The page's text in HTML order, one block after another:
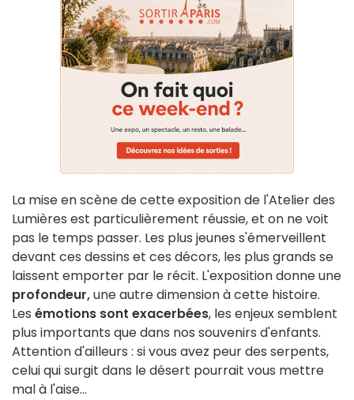
La mise en scène de cette exposition de l'Atelier des
Lumières est particulièrement réussie, et on ne voit
pas le temps passer. Les plus jeunes s'émerveillent
devant ces dessins et ces décors, les plus grands se
laissent emporter par le récit. L'exposition donne une
profondeur,une autre dimension à cette histoire.
Les émotions sont exacerbées, les enjeux semblent
plus importants que dans nos souvenirs d'enfants.
Attention d'ailleurs : si vous avez peur des serpents,
celui qui surgit dans le désert pourrait vous mettre
mal à l'aise...